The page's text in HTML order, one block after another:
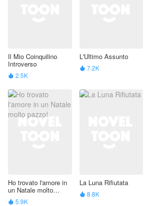
Il Mio Coinquilino
Introverso
 2.5K
L'Ultimo Assunto
 7.2K
Ho trovato l'amore in
un Natale molto
pazzo!
 5.9K
La Luna Rifiutata
 8.8K